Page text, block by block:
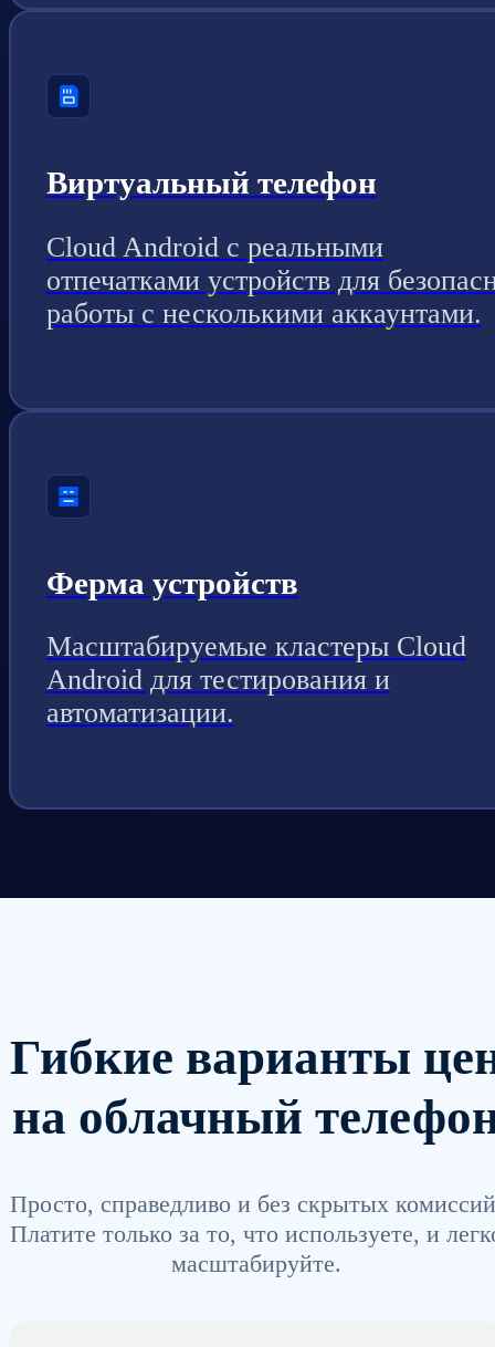
Виртуальный телефон
Cloud Android с реальными
отпечатками устройств для
работы с несколькими аккаунтами.
Ферма устройств
Масштабируемые кластеры Cloud
Android для тестирования и
автоматизации.
Гибкие варианты
на облачный
Просто, справедливо и без скрытых
Платите только за то, что используете, и
масштабируйте.